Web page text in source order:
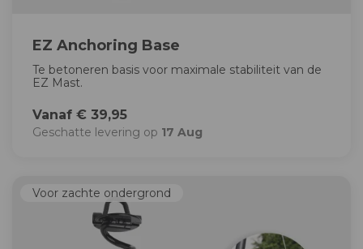
EZ Anchoring Base
Te betoneren basis voor maximale stabiliteit van de
EZ Mast.
Vanaf € 39,95
Geschatte levering op 17 Aug
Voor zachte ondergrond